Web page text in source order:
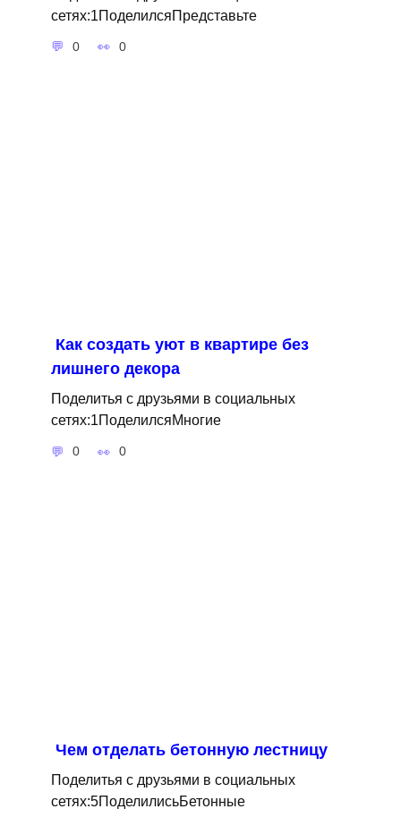
сетях:1ПоделилсяПредставьте
0 0
Как создать уют в квартире без
лишнего декора
Поделитья с друзьями в социальных
сетях:1ПоделилсяМногие
0 0
Чем отделать бетонную лестницу
Поделитья с друзьями в социальных
сетях:5ПоделилисьБетонные